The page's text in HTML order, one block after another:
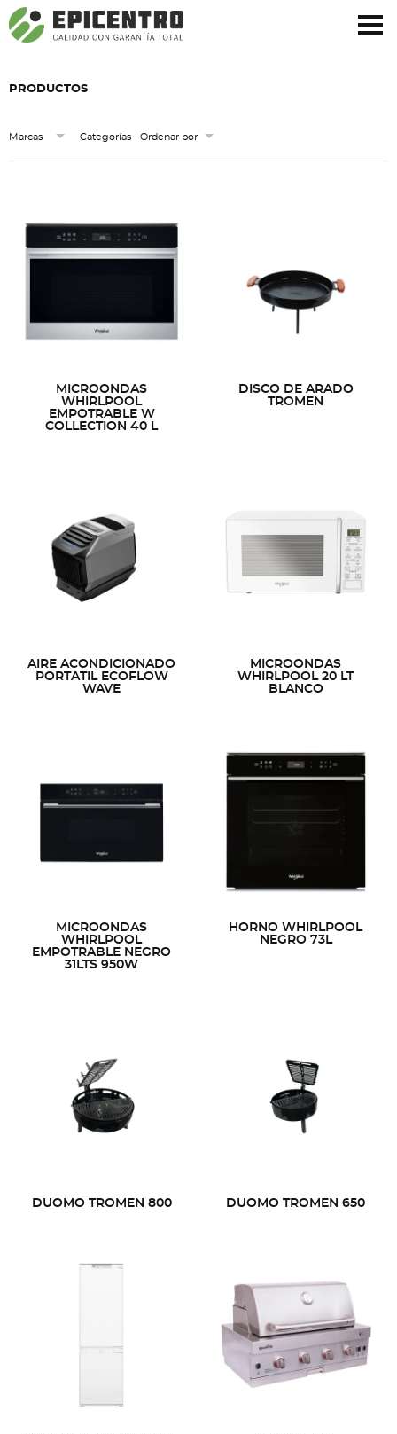
¿Olvidó su contraseña?Regístrese aquí
PRODUCTOS
Marcas Categorías Ordenar por
MICROONDAS
WHIRLPOOL
EMPOTRABLE W
COLLECTION 40 L
DISCO DE ARADO
TROMEN
AIRE ACONDICIONADO
PORTATIL ECOFLOW
WAVE
MICROONDAS
WHIRLPOOL 20 LT
BLANCO
MICROONDAS
WHIRLPOOL
EMPOTRABLE NEGRO
31LTS 950W
HORNO WHIRLPOOL
NEGRO 73L
DUOMO TROMEN 800 DUOMO TROMEN 650